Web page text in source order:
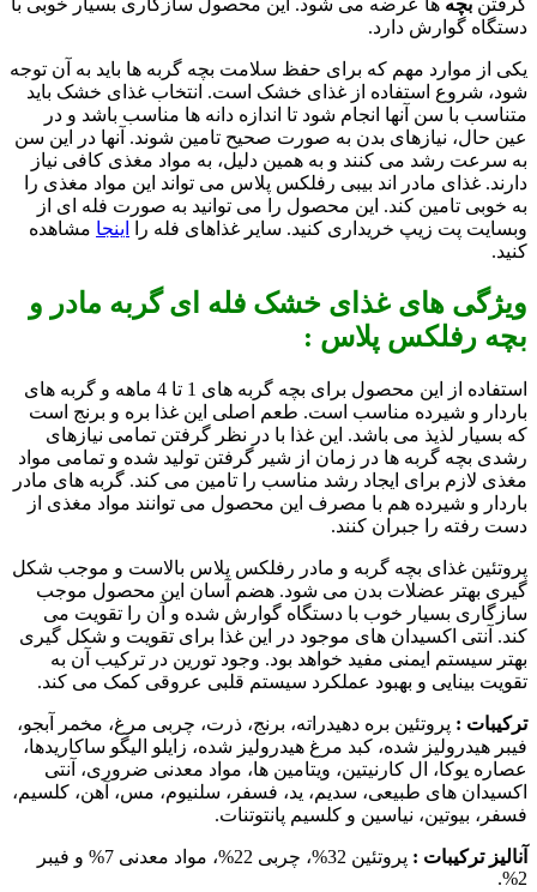
گرفتن بچه ها عرضه می شود. این محصول سازگاری بسیار خوبی با
دستگاه گوارش دارد.
یکی از موارد مهم که برای حفظ سلامت بچه گربه ها باید به آن توجه
شود، شروع استفاده از غذای خشک است. انتخاب غذای خشک باید
متناسب با سن آنها انجام شود تا اندازه دانه ها مناسب باشد و در
عین حال، نیازهای بدن به صورت صحیح تامین شوند. آنها در این سن
به سرعت رشد می کنند و به همین دلیل، به مواد مغذی کافی نیاز
دارند. غذای مادر اند بیبی رفلکس پلاس می تواند این مواد مغذی را
به خوبی تامین کند. این محصول را می توانید به صورت فله ای از
وبسایت پت زیپ خریداری کنید. سایر غذاهای فله را
اینجا مشاهده
کنید.
ویژگی های غذای خشک فله ای گربه مادر و
بچه رفلکس پلاس :
استفاده از این محصول برای بچه گربه های 1 تا 4 ماهه و گربه های
باردار و شیرده مناسب است. طعم اصلی این غذا بره و برنج است
که بسیار لذیذ می باشد. این غذا با در نظر گرفتن تمامی نیازهای
رشدی بچه گربه ها در زمان از شیر گرفتن تولید شده و تمامی مواد
مغذی لازم برای ایجاد رشد مناسب را تامین می کند. گربه های مادر
باردار و شیرده هم با مصرف این محصول می توانند مواد مغذی از
دست رفته را جبران کنند.
پروتئین غذای بچه گربه و مادر رفلکس پلاس بالاست و موجب شکل
گیری بهتر عضلات بدن می شود. هضم آسان این محصول موجب
سازگاری بسیار خوب با دستگاه گوارش شده و آن را تقویت می
کند. آنتی اکسیدان های موجود در این غذا برای تقویت و شکل گیری
بهتر سیستم ایمنی مفید خواهد بود. وجود تورین در ترکیب آن به
تقویت بینایی و بهبود عملکرد سیستم قلبی عروقی کمک می کند.
ترکیبات : پروتئین بره دهیدراته، برنج، ذرت، چربی مرغ، مخمر آبجو،
فیبر هیدرولیز شده، کبد مرغ هیدرولیز شده، زایلو الیگو ساکاریدها،
عصاره یوکا، ال کارنیتین، ویتامین ها، مواد معدنی ضروری، آنتی
اکسیدان های طبیعی، سدیم، ید، فسفر، سلنیوم، مس، آهن، کلسیم،
فسفر، بیوتین، نیاسین و کلسیم پانتوتنات.
آنالیز ترکیبات :
پروتئین 32%، چربی 22%، مواد معدنی 7% و فیبر
2%.